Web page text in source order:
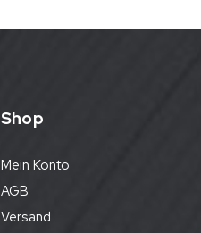
Shop
Mein Konto
AGB
Versand